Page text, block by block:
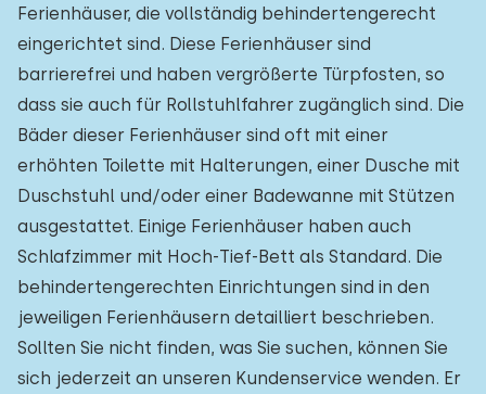
Ferienhäuser, die vollständig behindertengerecht
eingerichtet sind. Diese Ferienhäuser sind
barrierefrei und haben vergrößerte Türpfosten, so
dass sie auch für Rollstuhlfahrer zugänglich sind. Die
Bäder dieser Ferienhäuser sind oft mit einer
erhöhten Toilette mit Halterungen, einer Dusche mit
Duschstuhl und/oder einer Badewanne mit Stützen
ausgestattet. Einige Ferienhäuser haben auch
Schlafzimmer mit Hoch-Tief-Bett als Standard. Die
behindertengerechten Einrichtungen sind in den
jeweiligen Ferienhäusern detailliert beschrieben.
Sollten Sie nicht finden, was Sie suchen, können Sie
sich jederzeit an unseren Kundenservice wenden. Er